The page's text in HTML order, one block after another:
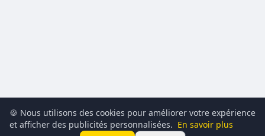
🍪 Nous utilisons des cookies pour améliorer votre expérience
et afficher des publicités personnalisées. En savoir plus